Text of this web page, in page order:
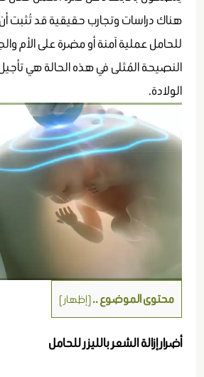
هناك دراسات وتجارب حقيقية قد تُثبت أن
للحامل عملية آمنة أو مضرة على الأم
النصيحة المُثلى في هذه الحالة هي
الولادة.
محتوى الموضوع ..[إظهار]
أضرار إزالة الشعر بالليزر للحامل